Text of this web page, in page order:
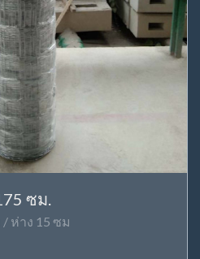
ซม.
ห่าง 15 ซม